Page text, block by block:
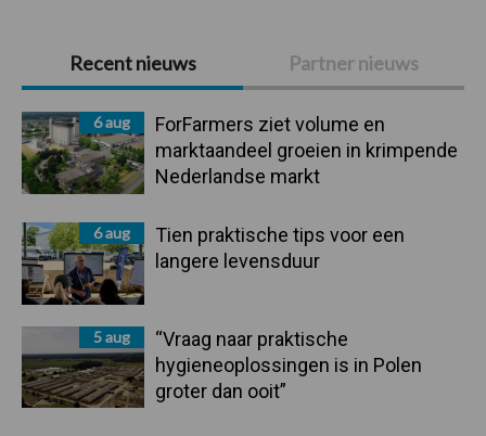
Primaire
Sidebar
Recent nieuws Partner nieuws
6 aug
ForFarmers ziet volume en
marktaandeel groeien in krimpende
Nederlandse markt
6 aug
Tien praktische tips voor een
langere levensduur
5 aug
“Vraag naar praktische
hygieneoplossingen is in Polen
groter dan ooit”